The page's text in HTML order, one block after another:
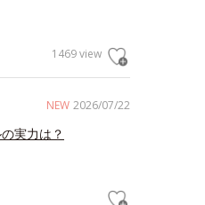
1469 view
NEW 2026/07/22
実力は？